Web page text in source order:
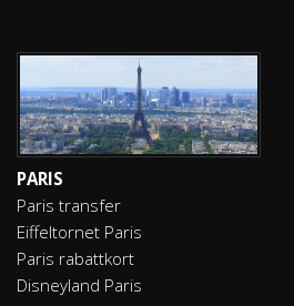
PARIS
Paris transfer
Eiffeltornet Paris
Paris rabattkort
Disneyland Paris